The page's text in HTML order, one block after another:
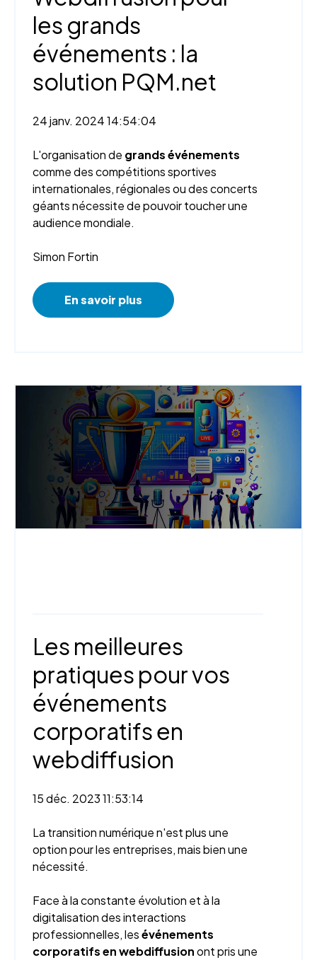
les grands
événements : la
solution PQM.net
24 janv. 2024 14:54:04
L'organisation de grands événements
comme des compétitions sportives
internationales, régionales ou des concerts
géants nécessite de pouvoir toucher une
audience mondiale.
Simon Fortin
En savoir plus
Les meilleures
pratiques pour vos
événements
corporatifs en
webdiffusion
15 déc. 2023 11:53:14
La transition numérique n'est plus une
option pour les entreprises, mais bien une
nécessité.
Face à la constante évolution et à la
digitalisation des interactions
professionnelles, lesévénements
corporatifs en webdiffusionont pris une